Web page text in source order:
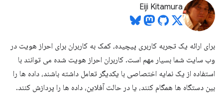
Eiji Kitamura
برای ارائه یک تجربه کاربری پیچیده، کمک به کاربران برای احراز هویت در
وب سایت شما بسیار مهم است. کاربران احراز هویت شده می توانند با
استفاده از یک نمایه اختصاصی با یکدیگر تعامل داشته باشند، داده ها را
بین دستگاه ها همگام کنند، یا در حالت آفلاین، داده ها را پردازش کنند.